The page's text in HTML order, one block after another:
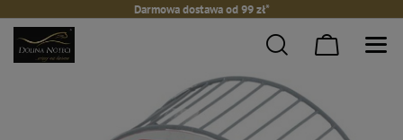
Darmowa dostawa od 99 zł*